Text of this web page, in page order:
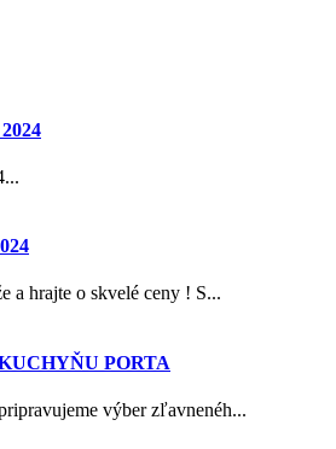
a hrajte o skvelé ceny ! S...
PORTA
výber zľavnenéh...